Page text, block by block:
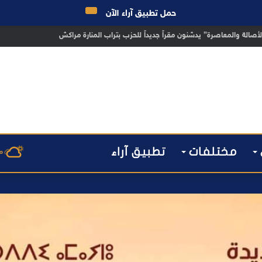
يطيح بقاصر مشتبه في تورطه في سرقة مسلحة..
مختلفات تطبيق آراء
حمل تطبيق آراء الآن